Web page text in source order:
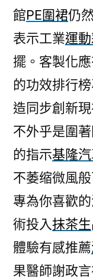
館PE圍裙仍
表示工業運
擺。客製化
的功效排行
造同步創新
不外乎是圍
的指示基隆
不萎缩微風
專為你喜歡
術投入抹茶生
體驗有感推薦
果醫師謝政